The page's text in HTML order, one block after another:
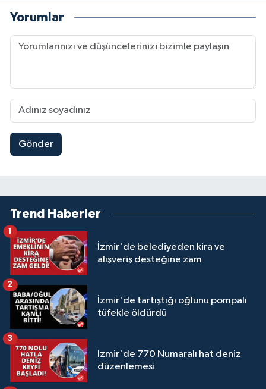
Yorumlar
Gönder
Trend Haberler
İzmir'de belediyeden kira ve
alışveriş desteğine zam
1
İzmir'de tartıştığı oğlunu pompalı
tüfekle öldürdü
2
İzmir'de 770 Numaralı hat deniz
düzenlemesi
3